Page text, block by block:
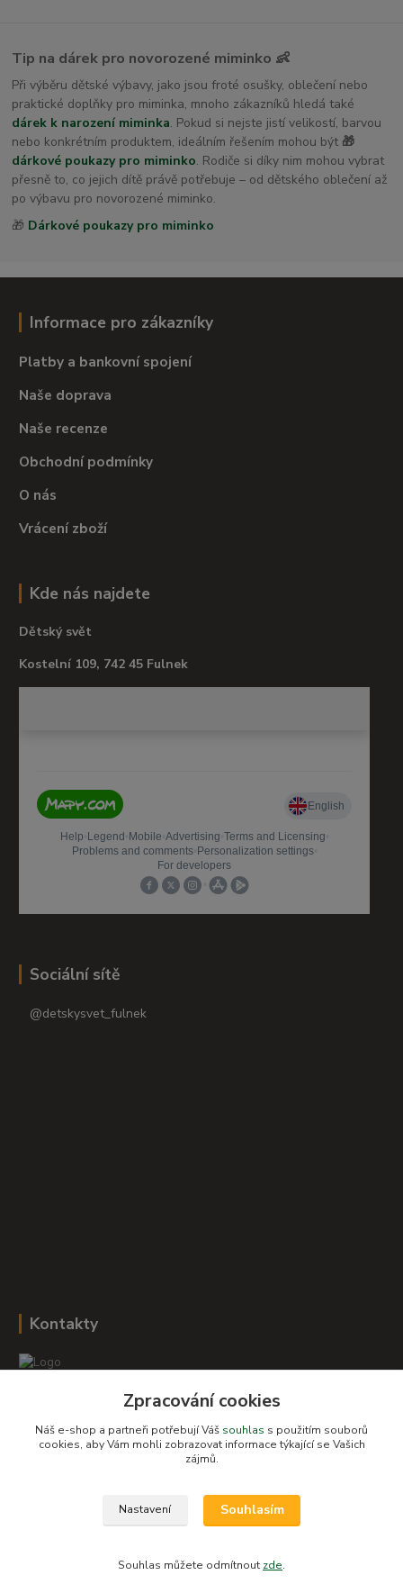
Tip na dárek pro novorozené miminko 👶
Při výběru dětské výbavy, jako jsou froté osušky, oblečení nebo
praktické doplňky pro miminka, mnoho zákazníků hledá také
dárek k narození miminka. Pokud si nejste jistí velikostí, barvou
nebo konkrétním produktem, ideálním řešením mohou být 🎁
dárkové poukazy pro miminko. Rodiče si díky nim mohou vybrat
přesně to, co jejich dítě právě potřebuje – od dětského oblečení až
po výbavu pro novorozené miminko.
🎁 Dárkové poukazy pro miminko
Informace pro zákazníky
Platby a bankovní spojení
Naše doprava
Naše recenze
Obchodní podmínky
O nás
Vrácení zboží
Kde nás najdete
Dětský svět
Kostelní 109, 742 45 Fulnek
Sociální sítě
@detskysvet_fulnek
Kontakty
+420 604 278 943
obchod-detskysvet@seznam.cz
Zpracování cookies
Náš e-shop a partneři potřebují Váš souhlas s použitím souborů
cookies, aby Vám mohli zobrazovat informace týkající se Vašich
zájmů.
Nastavení Souhlasím
Souhlas můžete odmítnout zde.